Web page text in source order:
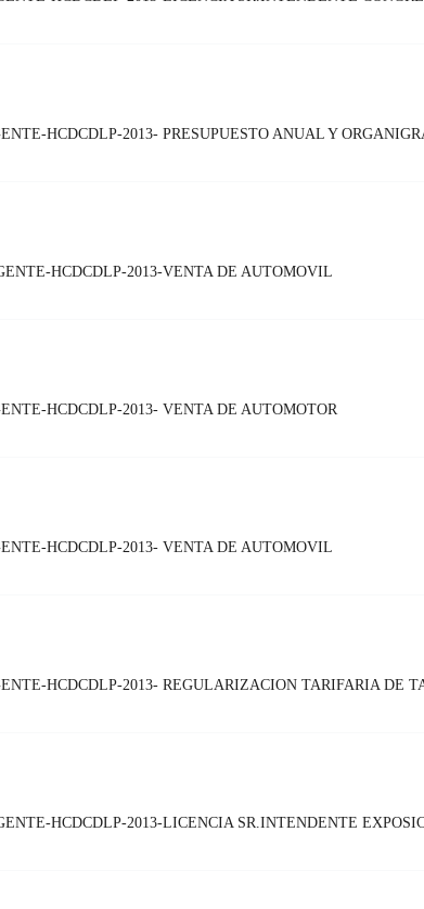
HCDCDLP-2013- PRESUPUESTO ANUAL Y
HCDCDLP-2013-VENTA DE AUTOMOVIL
HCDCDLP-2013- VENTA DE AUTOMOTOR
HCDCDLP-2013- VENTA DE AUTOMOVIL
HCDCDLP-2013- REGULARIZACION TARIFARIA DE
HCDCDLP-2013-LICENCIA SR.INTENDENTE